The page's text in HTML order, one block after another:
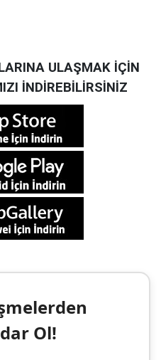
ULAŞMAK İÇİN
İNDİREBİLİRSİNİZ
Ol!